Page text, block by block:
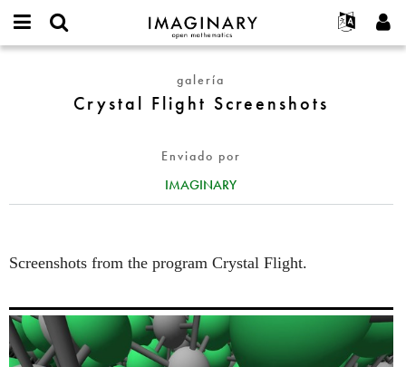
IMAGINARY
open
Français
Deutsch
Español
Türkçe
Programas
Galerías
Interactivos
Textos
Más...
Proyectos
Participar
Contraseña
Crear nueva cuenta
Screenshots
galería
Crystal Flight Screenshots
Enviado por
IMAGINARY
Screenshots from the program Crystal Flight.